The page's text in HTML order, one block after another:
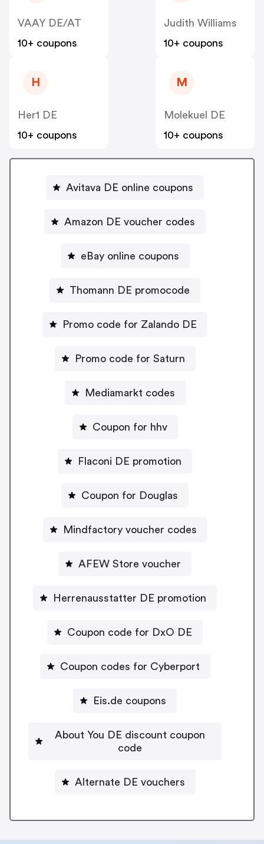
VAAY DE/AT
10+ coupons
Judith Williams
10+ coupons
H
Her1 DE
10+ coupons
M
Molekuel DE
10+ coupons
Avitava DE online coupons
Amazon DE voucher codes
eBay online coupons
Thomann DE promocode
Promo code for Zalando DE
Promo code for Saturn
Mediamarkt codes
Coupon for hhv
Flaconi DE promotion
Coupon for Douglas
Mindfactory voucher codes
AFEW Store voucher
Herrenausstatter DE promotion
Coupon code for DxO DE
Coupon codes for Cyberport
Eis.de coupons
About You DE discount coupon
code
Alternate DE vouchers